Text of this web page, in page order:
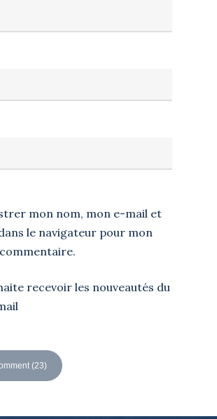
mon nom, mon e-mail et
le navigateur pour mon
recevoir les nouveautés du